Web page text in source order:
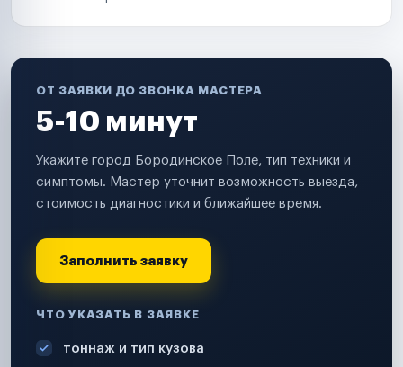
ОТ ЗАЯВКИ ДО ЗВОНКА МАСТЕРА
5-10 минут
Укажите город Бородинское Поле, тип техники и
симптомы. Мастер уточнит возможность выезда,
стоимость диагностики и ближайшее время.
Заполнить заявку
ЧТО УКАЗАТЬ В ЗАЯВКЕ
тоннаж и тип кузова